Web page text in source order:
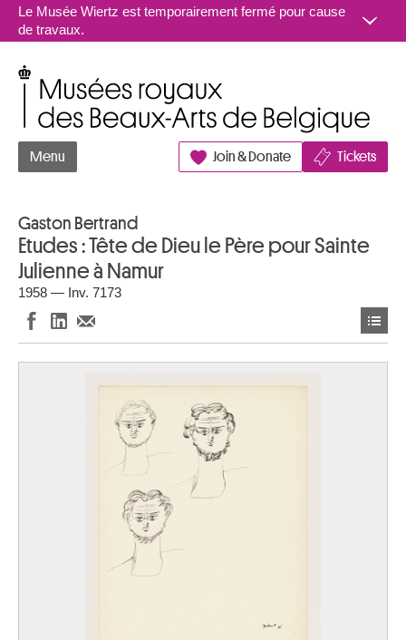
Aller au contenu
Le Musée Wiertz est temporairement fermé pour cause
de travaux.
Menu Join & Donate Tickets
Gaston Bertrand
Etudes : Tête de Dieu le Père pour Sainte
Julienne à Namur
1958 — Inv. 7173